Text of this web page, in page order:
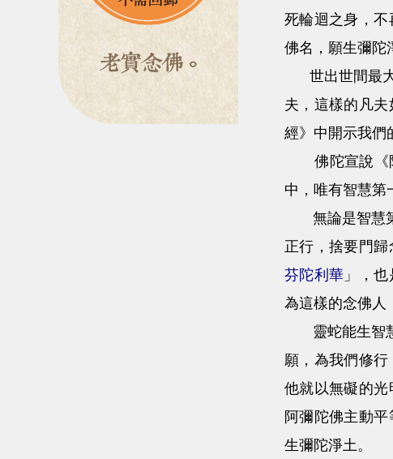
死輪迴之身，
佛名，願生彌陀
世出世間最大
夫，這樣的凡
經》中開示我們
佛陀宣說《阿
中，唯有智慧第
無論是智慧第
正行，捨要門
芬陀利華 」，
為這樣的念佛人
靈蛇能生智慧
願，為我們修
他就以無礙的光
阿彌陀佛主動
生彌陀淨土。